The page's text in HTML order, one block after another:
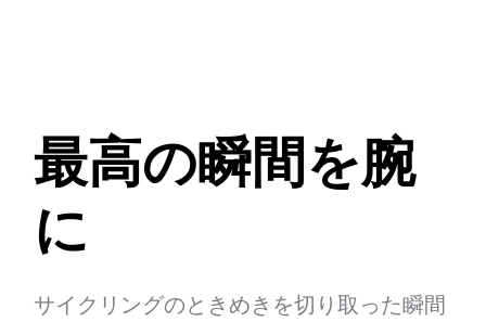
最高の瞬間を腕
に
サイクリングのときめきを切り取った瞬間